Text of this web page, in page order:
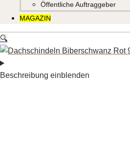
Öffentliche Auftraggeber
MAGAZIN
🔍
Beschreibung einblenden